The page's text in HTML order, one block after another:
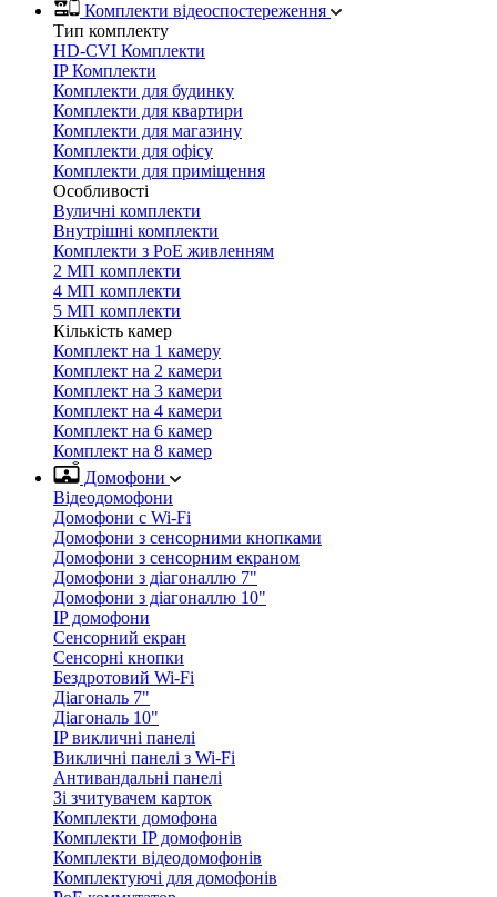
Комплекти відеоспостереження
Тип комплекту
HD-CVI Комплекти
IP Комплекти
Комплекти для будинку
Комплекти для квартири
Комплекти для магазину
Комплекти для офісу
Комплекти для приміщення
Особливості
Вуличні комплекти
Внутрішні комплекти
Комплекти з PoE живленням
2 МП комплекти
4 МП комплекти
5 МП комплекти
Кількість камер
Комплект на 1 камеру
Комплект на 2 камери
Комплект на 3 камери
Комплект на 4 камери
Комплект на 6 камер
Комплект на 8 камер
Домофони
Відеодомофони
Домофони с Wi-Fi
Домофони з сенсорними кнопками
Домофони з сенсорним екраном
Домофони з діагоналлю 7"
Домофони з діагоналлю 10"
IP домофони
Сенсорний екран
Сенсорні кнопки
Бездротовий Wi-Fi
Діагональ 7"
Діагональ 10"
IP викличні панелі
Викличні панелі з Wi-Fi
Антивандальні панелі
Зі зчитувачем карток
Комплекти домофона
Комплекти IP домофонів
Комплекти відеодомофонів
Комплектуючі для домофонів